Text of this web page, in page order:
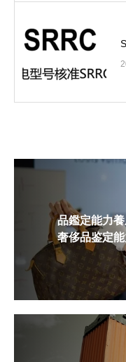
品鑑定能力養
奢侈品鉴定能